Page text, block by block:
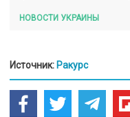
НОВОСТИ УКРАИНЫ
Источник: Ракурс